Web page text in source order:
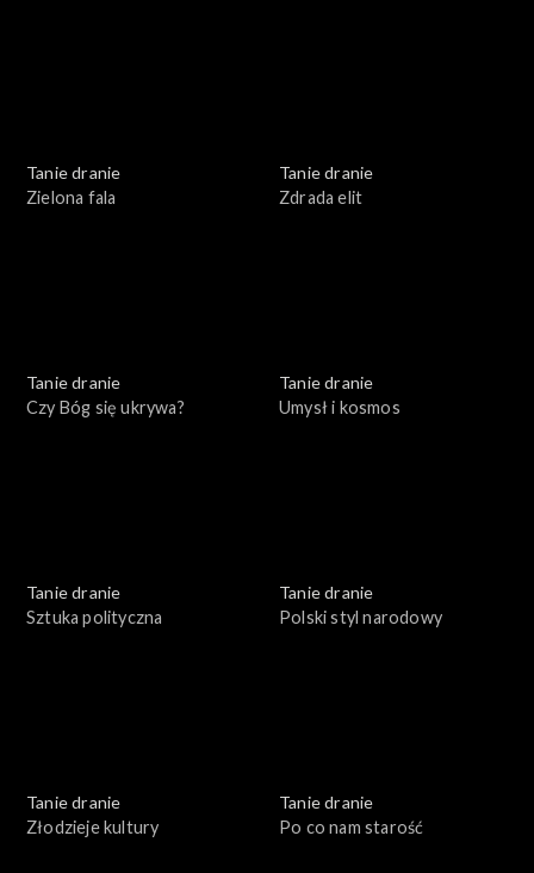
Tanie dranie
Zielona fala
Tanie dranie
Zdrada elit
Tanie dranie
Czy Bóg się ukrywa?
Tanie dranie
Umysł i kosmos
Tanie dranie
Sztuka polityczna
Tanie dranie
Polski styl narodowy
Tanie dranie
Złodzieje kultury
Tanie dranie
Po co nam starość